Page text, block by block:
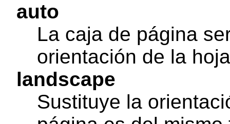
auto
La caja de página
orientación de la
landscape
Sustituye la